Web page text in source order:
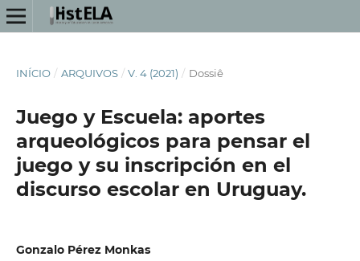
INÍCIO / ARQUIVOS / V. 4 (2021) / Dossiê
Juego y Escuela: aportes
arqueológicos para pensar el
juego y su inscripción en el
discurso escolar en Uruguay.
Gonzalo Pérez Monkas